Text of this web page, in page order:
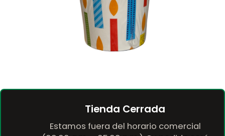
Tienda Cerrada
Estamos fuera del horario comercial